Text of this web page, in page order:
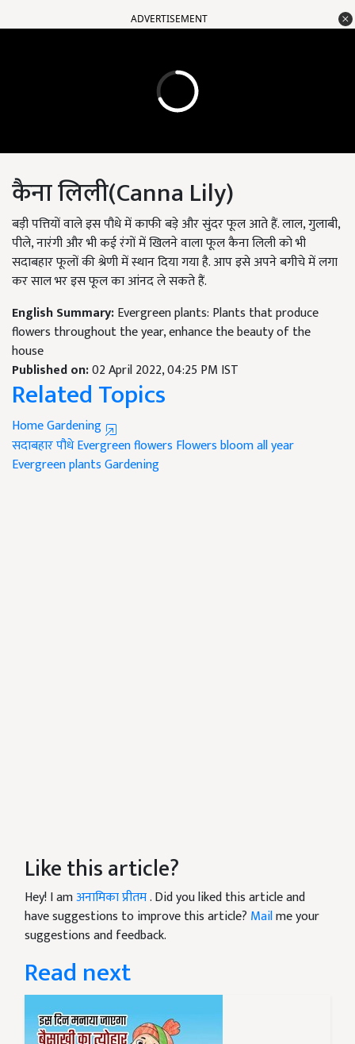
ADVERTISEMENT
कैना लिली(Canna Lily)
बड़ी पत्तियों वाले इस पौधे में काफी बड़े और सुंदर फूल आते हैं. लाल, गुलाबी,
पीले, नारंगी और भी कई रंगों में खिलने वाला फूल कैना लिली को भी
सदाबहार फूलों की श्रेणी में स्थान दिया गया है. आप इसे अपने बगीचे में लगा
कर साल भर इस फूल का आंनद ले सकते हैं.
English Summary:Evergreen plants: Plants that produce
flowers throughout the year, enhance the beauty of the
house
Published on:02 April 2022, 04:25 PM IST
Related Topics
Home Gardening
सदाबहार पौधेEvergreen flowers Flowers bloom all year
Evergreen plantsGardening
Like this article?
Hey! I amअनामिका प्रीतम. Did you liked this article and
have suggestions to improve this article? Mailme your
suggestions and feedback.
Read next